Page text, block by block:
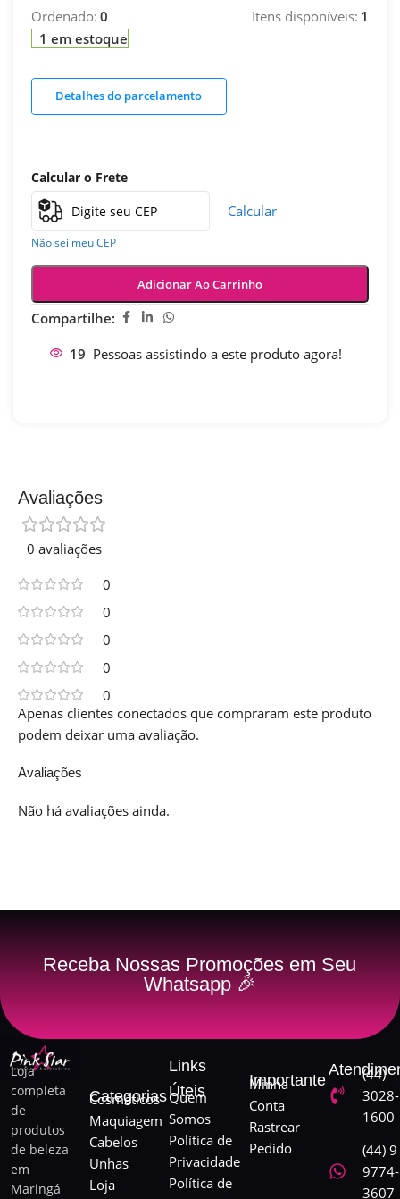
Ordenado: 0 Itens disponíveis: 1
1 em estoque
Detalhes do parcelamento
Calcular o Frete
Calcular
Não sei meu CEP
Adicionar Ao Carrinho
Compartilhe:
19 Pessoas assistindo a este produto agora!
Avaliações
0 avaliações
0
0
0
0
0
Avaliações
Não há avaliações ainda.
Apenas clientes conectados que compraram este produto
podem deixar uma avaliação.
Receba Nossas Promoções em Seu
Whatsapp 🎉
Loja
completa
de
produtos
de beleza
em
Maringá
Categorias
Cosméticos
Maquiagem
Cabelos
Unhas
Loja
Links
Úteis
Quem
Somos
Política de
Privacidade
Política de
Importante
Minha
Conta
Rastrear
Pedido
(44)
3028-
1600
(44) 9
9774-
3607